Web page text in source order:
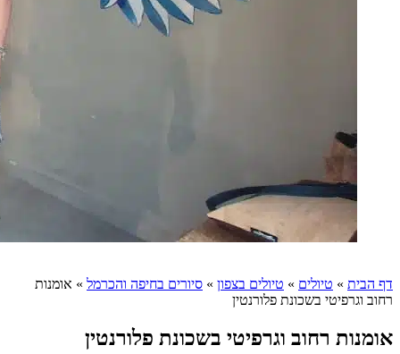
דף הבית » טיולים » טיולים בצפון » סיורים בחיפה והכרמל » אומנות
רחוב וגרפיטי בשכונת פלורנטין
אומנות רחוב וגרפיטי בשכונת פלורנטין